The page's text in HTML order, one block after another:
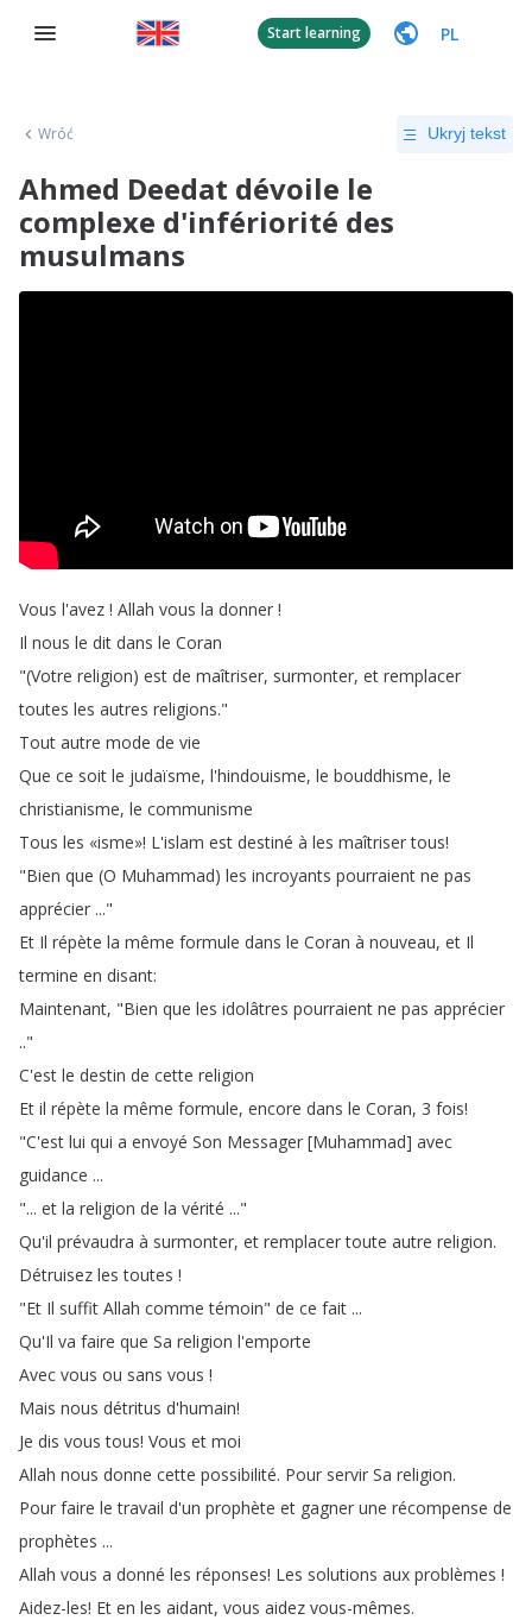
Start learning PL
Wróć Ukryj tekst
Ahmed Deedat dévoile le
complexe d'infériorité des
musulmans
Vous l'avez ! Allah vous la donner !
Il nous le dit dans le Coran
"(Votre religion) est de maîtriser, surmonter, et remplacer
toutes les autres religions."
Tout autre mode de vie
Que ce soit le judaïsme, l'hindouisme, le bouddhisme, le
christianisme, le communisme
Tous les «isme»! L'islam est destiné à les maîtriser tous!
"Bien que (O Muhammad) les incroyants pourraient ne pas
apprécier ..."
Et Il répète la même formule dans le Coran à nouveau, et Il
termine en disant:
Maintenant, "Bien que les idolâtres pourraient ne pas apprécier
.."
C'est le destin de cette religion
Et il répète la même formule, encore dans le Coran, 3 fois!
"C'est lui qui a envoyé Son Messager [Muhammad] avec
guidance ...
"... et la religion de la vérité ..."
Qu'il prévaudra à surmonter, et remplacer toute autre religion.
Détruisez les toutes !
"Et Il suffit Allah comme témoin" de ce fait ...
Qu'Il va faire que Sa religion l'emporte
Avec vous ou sans vous !
Mais nous détritus d'humain!
Je dis vous tous! Vous et moi
Allah nous donne cette possibilité. Pour servir Sa religion.
Pour faire le travail d'un prophète et gagner une récompense de
prophètes ...
Allah vous a donné les réponses! Les solutions aux problèmes !
Aidez-les! Et en les aidant, vous aidez vous-mêmes.